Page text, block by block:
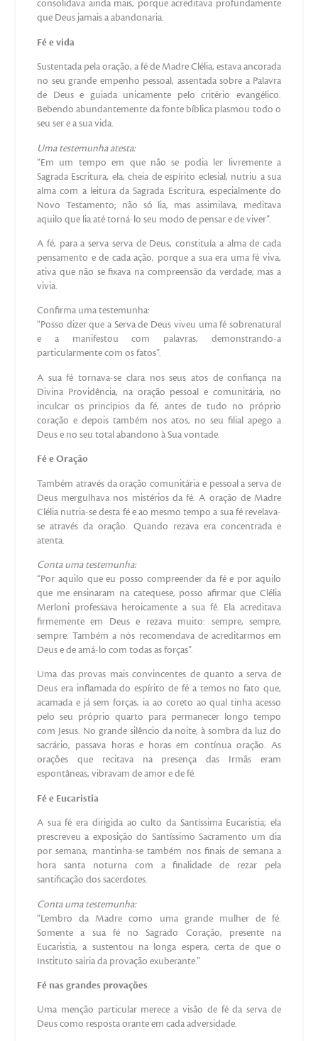
consolidava ainda mais, porque acreditava profundamente
que Deus jamais a abandonaria.
Fé e vida
Sustentada pela oração, a fé de Madre Clélia, estava ancorada
no seu grande empenho pessoal, assentada sobre a Palavra
de Deus e guiada unicamente pelo critério evangélico.
Bebendo abundantemente da fonte bíblica plasmou todo o
seu ser e a sua vida.
Uma testemunha atesta:
“Em um tempo em que não se podia ler livremente a
Sagrada Escritura, ela, cheia de espírito eclesial, nutriu a sua
alma com a leitura da Sagrada Escritura, especialmente do
Novo Testamento; não só lia, mas assimilava, meditava
aquilo que lia até torná-lo seu modo de pensar e de viver”.
A fé, para a serva serva de Deus, constituía a alma de cada
pensamento e de cada ação, porque a sua era uma fé viva,
ativa que não se fixava na compreensão da verdade, mas a
vivia.
Confirma uma testemunha:
“Posso dizer que a Serva de Deus viveu uma fé sobrenatural
e a manifestou com palavras, demonstrando-a
particularmente com os fatos”.
A sua fé tornava-se clara nos seus atos de confiança na
Divina Providência, na oração pessoal e comunitária, no
inculcar os princípios da fé, antes de tudo no próprio
coração e depois também nos atos, no seu filial apego a
Deus e no seu total abandono à Sua vontade.
Fé e Oração
Também através da oração comunitária e pessoal a serva de
Deus mergulhava nos mistérios da fé. A oração de Madre
Clélia nutria-se desta fé e ao mesmo tempo a sua fé revelava-
se através da oração. Quando rezava era concentrada e
atenta.
Conta uma testemunha:
“Por aquilo que eu posso compreender da fé e por aquilo
que me ensinaram na catequese, posso afirmar que Clélia
Merloni professava heroicamente a sua fé. Ela acreditava
firmemente em Deus e rezava muito: sempre, sempre,
sempre. Também a nós recomendava de acreditarmos em
Deus e de amá-lo com todas as forças”.
Uma das provas mais convincentes de quanto a serva de
Deus era inflamada do espírito de fé a temos no fato que,
acamada e já sem forças, ia ao coreto ao qual tinha acesso
pelo seu próprio quarto para permanecer longo tempo
com Jesus. No grande silêncio da noite, à sombra da luz do
sacrário, passava horas e horas em contínua oração. As
orações que recitava na presença das Irmãs eram
espontâneas, vibravam de amor e de fé.
Fé e Eucaristia
A sua fé era dirigida ao culto da Santíssima Eucaristia; ela
prescreveu a exposição do Santíssimo Sacramento um dia
por semana; mantinha-se também nos finais de semana a
hora santa noturna com a finalidade de rezar pela
santificação dos sacerdotes.
Conta uma testemunha:
“Lembro da Madre como uma grande mulher de fé.
Somente a sua fé no Sagrado Coração, presente na
Eucaristia, a sustentou na longa espera, certa de que o
Instituto sairia da provação exuberante.”
Fé nas grandes provações
Uma menção particular merece a visão de fé da serva de
Deus como resposta orante em cada adversidade.